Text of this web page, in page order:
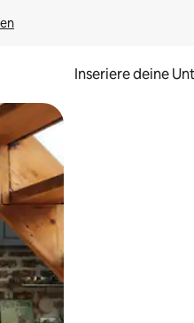
Inseriere deine